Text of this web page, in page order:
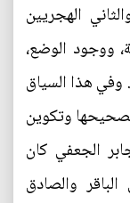
الهجريين
ووجود الوضع،
وفي هذا السياق
وتكوين
الجعفي كان
والصادق